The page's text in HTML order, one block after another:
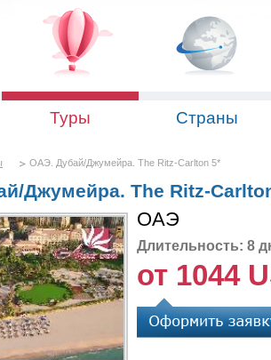
Туры Страны
ОАЭ. Дубай/Джумейра. The Ritz-Carlton 5*
Джумейра. The Ritz-
ОАЭ
Длительность: 8
от 1044